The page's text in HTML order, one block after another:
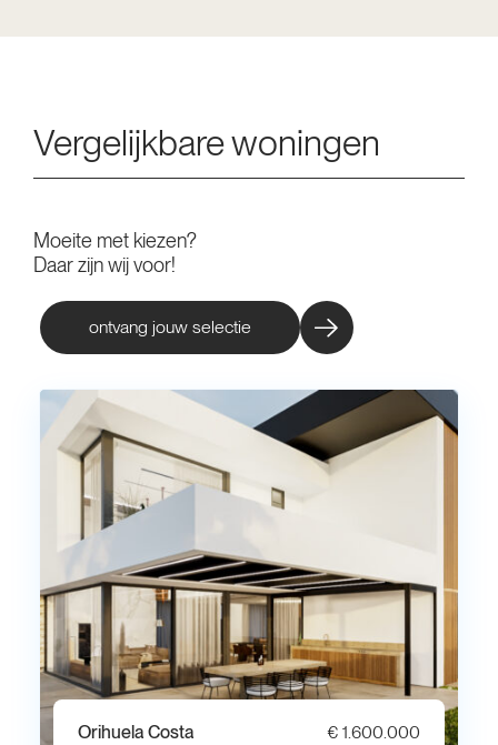
Vergelijkbare woningen
Moeite met kiezen?
Daar zijn wij voor!
ontvang jouw selectie
Orihuela Costa
€ 1.600.000